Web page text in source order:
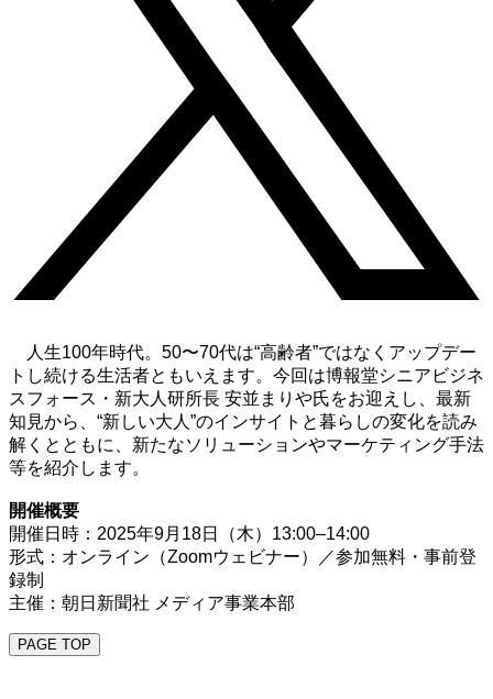
人生100年時代。50〜70代は“高齢者”ではなくアップデー
トし続ける生活者ともいえます。今回は博報堂シニアビジネ
スフォース・新大人研所長 安並まりや氏をお迎えし、最新
知見から、“新しい大人”のインサイトと暮らしの変化を読み
解くとともに、新たなソリューションやマーケティング手法
等を紹介します。
開催概要
開催日時：2025年9月18日（木）13:00–14:00
形式：オンライン（Zoomウェビナー）／参加無料・事前登
録制
主催：朝日新聞社 メディア事業本部
PAGE TOP